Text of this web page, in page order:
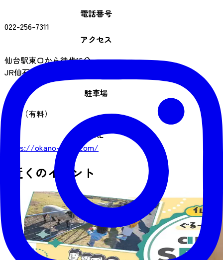
電話番号
022-256-7311
アクセス
仙台駅東口から徒歩15分
JR仙石線榴ケ岡駅より徒歩7分
駐車場
あり（有料）
URL
https://okano-hotel.com/
近くのイベント